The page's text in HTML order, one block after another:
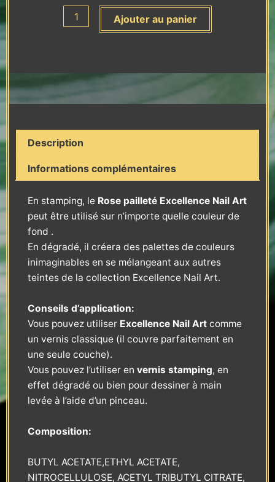
quantité
-
Rose
pailleté
Excellence
Art
Ajouter au panier
Description
Informations complémentaires
En stamping, le Rose pailleté Excellence Nail Art
peut être utilisé sur n’importe quelle couleur de
fond .
En dégradé, il créera des palettes de couleurs
inimaginables en se mélangeant aux autres
teintes de la collection Excellence Nail Art.
Conseils d’application:
Vous pouvez utiliser Excellence Nail Art comme
un vernis classique (il couvre parfaitement en
une seule couche).
Vous pouvez l’utiliser en vernis stamping, en
effet dégradé ou bien pour dessiner à main
levée à l’aide d’un pinceau.
Composition:
BUTYL ACETATE,ETHYL ACETATE,
NITROCELLULOSE, ACETYL TRIBUTYL CITRATE,